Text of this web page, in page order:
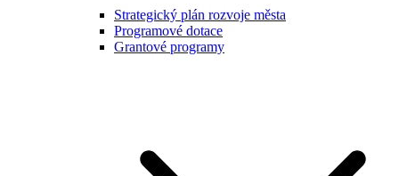
Strategický plán rozvoje města
Programové dotace
Grantové programy